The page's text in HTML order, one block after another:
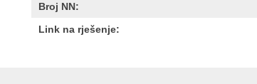
Broj NN:
Link na rješenje: